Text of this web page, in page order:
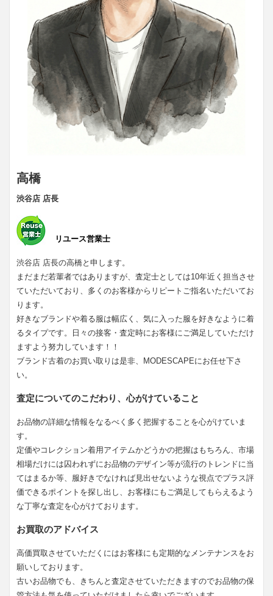
高橋
渋谷店 店長
リユース営業士
渋谷店 店長の高橋と申します。
まだまだ若輩者ではありますが、査定士としては10年近く担当させ
ていただいており、多くのお客様からリピートご指名いただいてお
ります。
好きなブランドや着る服は幅広く、気に入った服を好きなように着
るタイプです。日々の接客・査定時にお客様にご満足していただけ
ますよう努力しています！！
ブランド古着のお買い取りは是非、MODESCAPEにお任せ下さ
い。
査定についてのこだわり、心がけていること
お品物の詳細な情報をなるべく多く把握することを心がけていま
す。
定価やコレクション着用アイテムかどうかの把握はもちろん、市場
相場だけには囚われずにお品物のデザイン等が流行のトレンドに当
てはまるか等、服好きでなければ見出せないような視点でプラス評
価できるポイントを探し出し、お客様にもご満足してもらえるよう
な丁寧な査定を心がけております。
お買取のアドバイス
高価買取させていただくにはお客様にも定期的なメンテナンスをお
願いしております。
古いお品物でも、きちんと査定させていただきますのでお品物の保